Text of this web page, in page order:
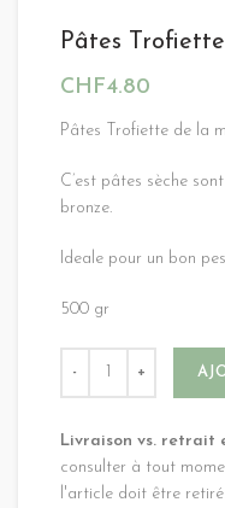
Pâtes
CHF4.80
Pâtes Trofiette de la
C’est pâtes sèche
bronze.
Ideale pour un bon
500 gr
Livraison vs. retrait
consulter à tout
l'article doit être